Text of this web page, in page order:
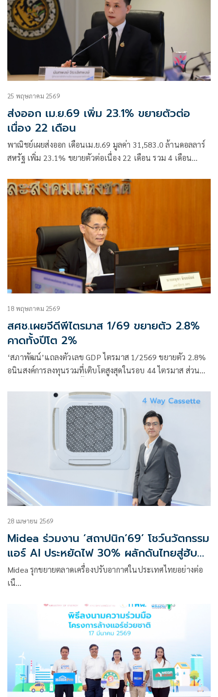
25 พฤษภาคม 2569
ส่งออก เม.ย.69 เพิ่ม 23.1% ขยายตัวต่อ
เนื่อง 22 เดือน
พาณิชย์เผยส่งออก เดือนเม.ย.69 มูลค่า 31,583.0 ล้านดอลลาร์
สหรัฐ เพิ่ม 23.1% ขยายตัวต่อเนื่อง 22 เดือน รวม 4 เดือน
เม.ย.ขยายตัว 45% ทำขาดดุลแตะ 10,000 ล้านดอลลาร์ ทุบ
สถิติสูงสุดเป็นประวัติการณ์
18 พฤษภาคม 2569
สศช.เผยจีดีพีไตรมาส 1/69 ขยายตัว 2.8%
คาดทั้งปีโต 2%
‘สภาพัฒน์’แถลงตัวเลข GDP ไตรมาส 1/2569 ขยายตัว 2.8%
อนินสงค์การลงทุนรวมที่เติบโตสูงสุดในรอบ 44 ไตรมาส ส่วน
2.5% ค่ากลางอยู่ที่ 2.0% เตือนวิกฤตตะวันออกกลางดันราคา
น้ำมันสูงต่อเนื่องหวั่นกระทบกับเงินเฟ้อและค่าครองชีพ
28 เมษายน 2569
Midea ร่วมงาน ‘สถาปนิก’69’ โชว์นวัตกรรม
แอร์ AI ประหยัดไฟ 30% ผลักดันไทยสู่ฮับ
อาเซียน
Midea รุกขยายตลาดเครื่องปรับอากาศในประเทศไทยอย่างต่อ
เนื…